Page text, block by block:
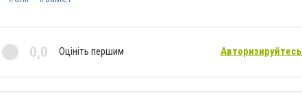
0,0 Оцініть першим Авторизируйтесь